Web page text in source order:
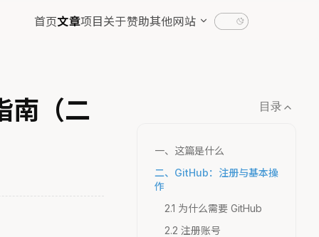
首页文章项目关于赞助其他网站
南（二 目录
一、这篇是什么
二、GitHub：注册与基本操
作
2.1 为什么需要 GitHub
2.2 注册账号